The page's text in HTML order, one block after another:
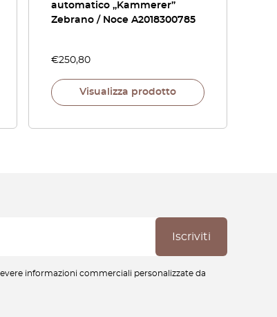
automatico „Kammerer”
Zebrano / Noce A2018300785
€250,80
Visualizza prodotto
informazioni commerciali personalizzate da